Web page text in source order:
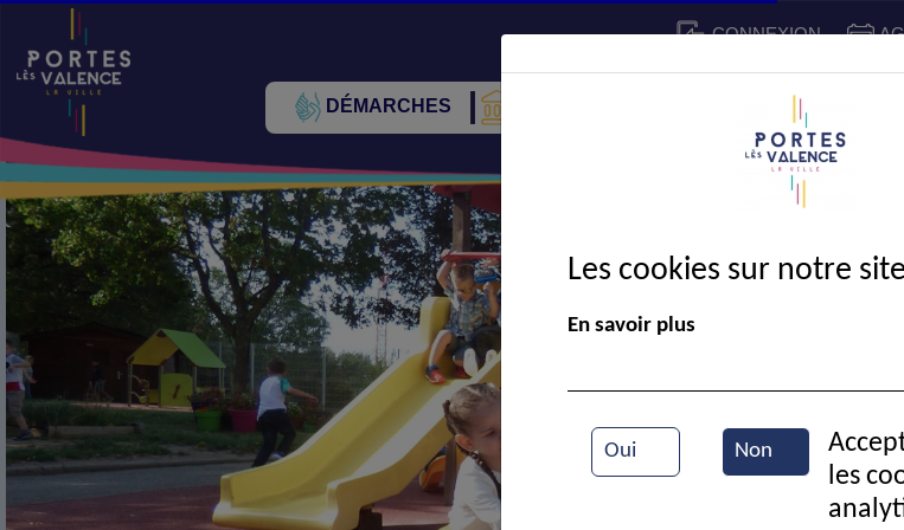
CONNEXION
DÉMARCHES CADRE DE VIE
Dans la cour de l'école
Les cookies sur notre
En savoir plus
Oui Non
les